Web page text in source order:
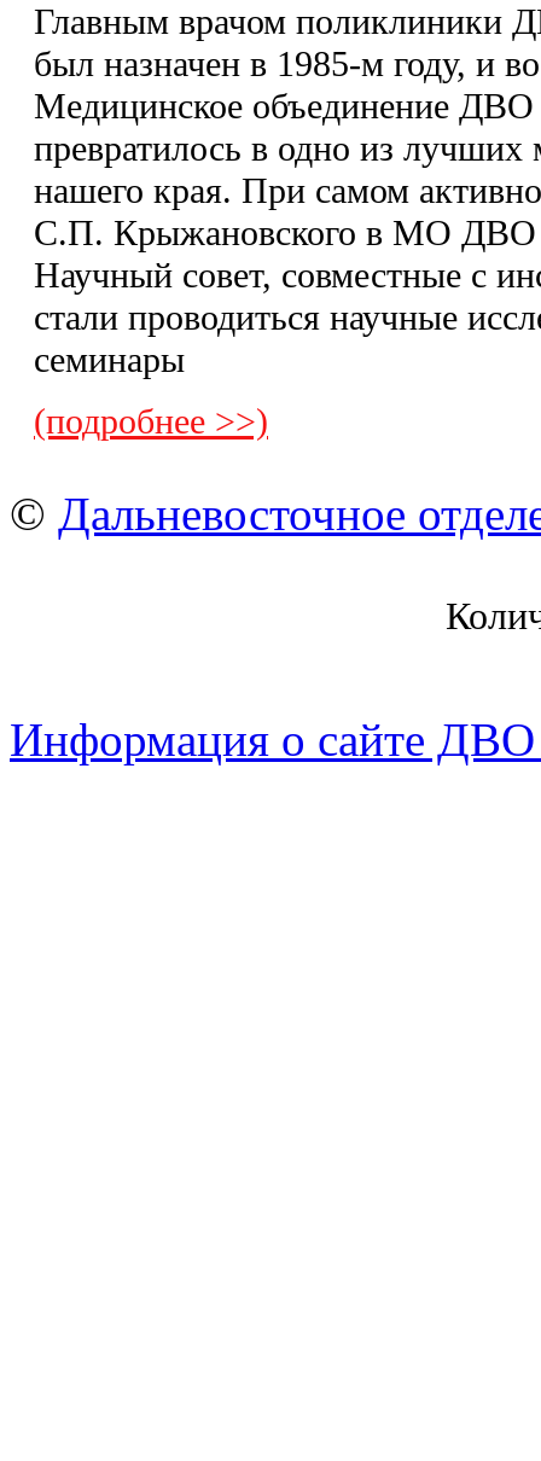
Главным врачом поликлиники
был назначен в 1985-м году, и
Медицинское объединение
превратилось в одно из
нашего края. При самом
С.П. Крыжановского в МО ДВО
Научный совет, совместные с
стали проводиться научные
семинары
(подробнее >>)
© Дальневосточное
Информация о сайте